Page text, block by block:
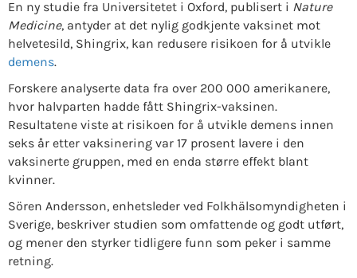
En ny studie fra Universitetet i Oxford, publisert i Nature
Medicine, antyder at det nylig godkjente vaksinet mot
helvetesild, Shingrix, kan redusere risikoen for å utvikle
demens.
Forskere analyserte data fra over 200 000 amerikanere,
hvor halvparten hadde fått Shingrix-vaksinen.
Resultatene viste at risikoen for å utvikle demens innen
seks år etter vaksinering var 17 prosent lavere i den
vaksinerte gruppen, med en enda større effekt blant
kvinner.
Sören Andersson, enhetsleder ved Folkhälsomyndigheten i
Sverige, beskriver studien som omfattende og godt utført,
og mener den styrker tidligere funn som peker i samme
retning.